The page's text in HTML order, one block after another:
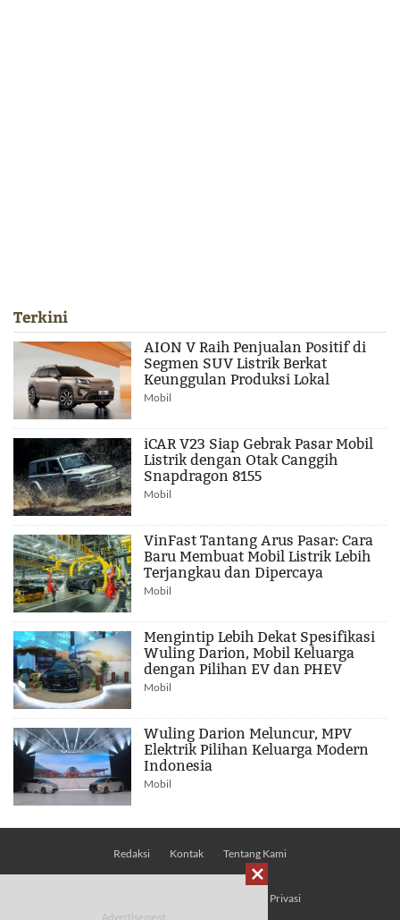
Terkini
AION V Raih Penjualan Positif di
Segmen SUV Listrik Berkat
Keunggulan Produksi Lokal
Mobil
iCAR V23 Siap Gebrak Pasar Mobil
Listrik dengan Otak Canggih
Snapdragon 8155
Mobil
VinFast Tantang Arus Pasar: Cara
Baru Membuat Mobil Listrik Lebih
Terjangkau dan Dipercaya
Mobil
Mengintip Lebih Dekat Spesifikasi
Wuling Darion, Mobil Keluarga
dengan Pilihan EV dan PHEV
Mobil
Wuling Darion Meluncur, MPV
Elektrik Pilihan Keluarga Modern
Indonesia
Mobil
Redaksi Kontak Tentang Kami
Kebijakan Privasi
